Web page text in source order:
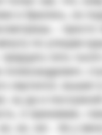
и брались, но
ну да и